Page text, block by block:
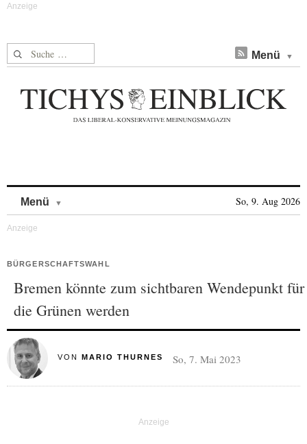
Suche nach: Menü
Menü So, 9. Aug 2026
BÜRGERSCHAFTSWAHL
Bremen könnte zum sichtbaren Wendepunkt für
die Grünen werden
VON MARIO THURNES So, 7. Mai 2023